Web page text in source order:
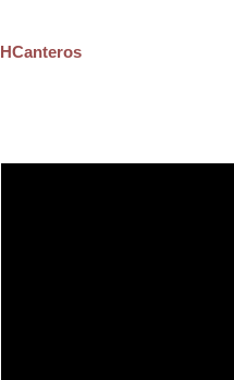
HCanteros